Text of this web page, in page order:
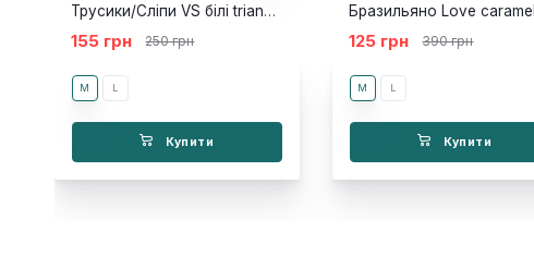
Трусики/Сліпи VS білі triangle
155 грн 250 грн
M L
Купити
Бразильяно Love caramel
125 грн 390 грн
M L
Купити